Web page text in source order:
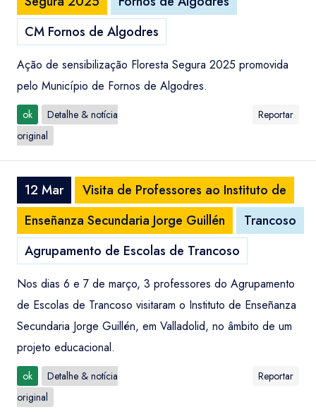
CM Fornos de Algodres
Ação de sensibilização Floresta Segura 2025 promovida
pelo Município de Fornos de Algodres.
ok
Detalhe & notícia
original
Reportar
12 Mar
Visita de Professores ao Instituto de
Enseñanza Secundaria Jorge Guillén
Trancoso
Agrupamento de Escolas de Trancoso
Nos dias 6 e 7 de março, 3 professores do Agrupamento
de Escolas de Trancoso visitaram o Instituto de Enseñanza
Secundaria Jorge Guillén, em Valladolid, no âmbito de um
projeto educacional.
ok
Detalhe & notícia
original
Reportar